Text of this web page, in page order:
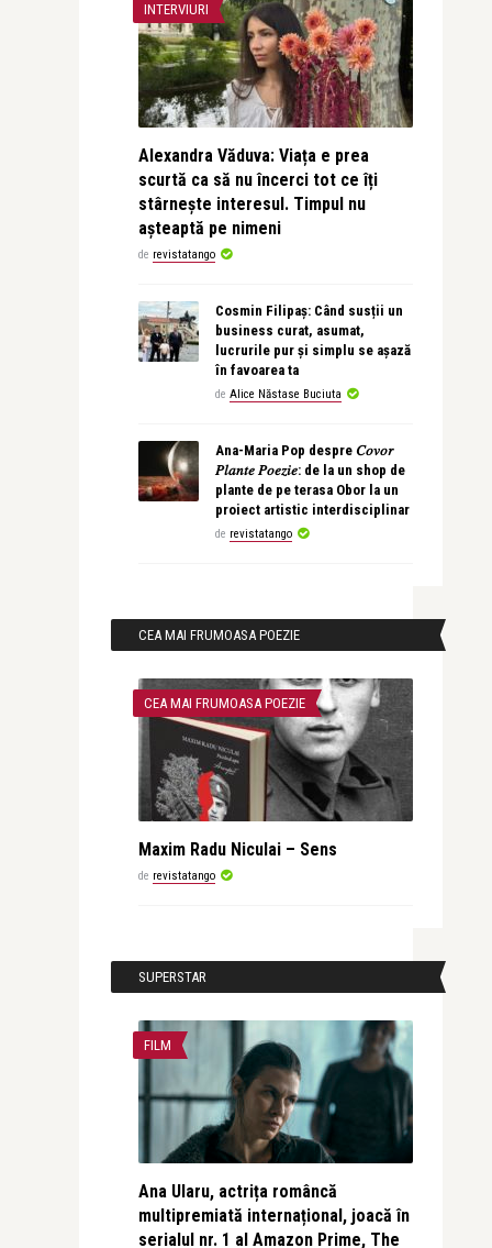
INTERVIURI
Alexandra Văduva: Viața e prea
scurtă ca să nu încerci tot ce îți
stârnește interesul. Timpul nu
așteaptă pe nimeni
de revistatango
Cosmin Filipaș: Când susții un
business curat, asumat,
lucrurile pur și simplu se așază
în favoarea ta
de Alice Năstase Buciuta
Ana-Maria Pop despre 𝐶𝑜𝑣𝑜𝑟
𝑃𝑙𝑎𝑛𝑡𝑒 𝑃𝑜𝑒𝑧𝑖𝑒: de la un shop de
plante de pe terasa Obor la un
proiect artistic interdisciplinar
de revistatango
CEA MAI FRUMOASA POEZIE
CEA MAI FRUMOASA POEZIE
Maxim Radu Niculai – Sens
de revistatango
SUPERSTAR
FILM
Ana Ularu, actrița româncă
multipremiată internațional, joacă în
serialul nr. 1 al Amazon Prime, The